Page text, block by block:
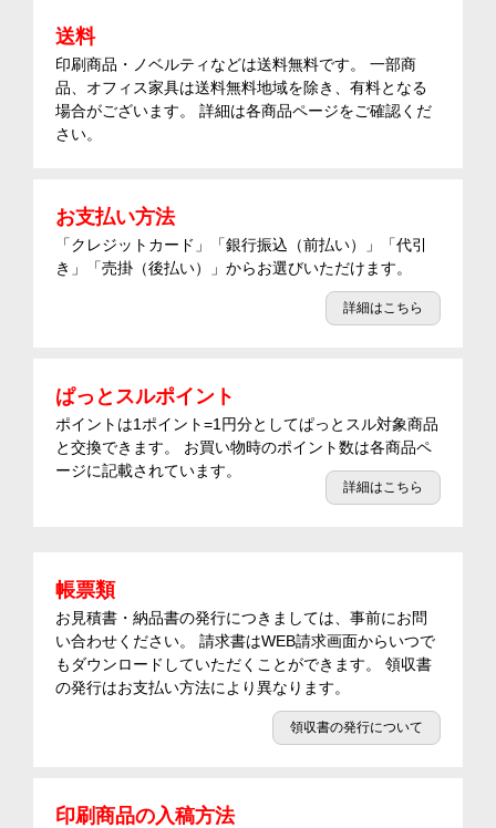
送料
印刷商品・ノベルティなどは送料無料です。 一部商
品、オフィス家具は送料無料地域を除き、有料となる
場合がございます。 詳細は各商品ページをご確認くだ
さい。
お支払い方法
「クレジットカード」「銀行振込（前払い）」「代引
き」「売掛（後払い）」からお選びいただけます。
詳細はこちら
ぱっとスルポイント
ポイントは1ポイント=1円分としてぱっとスル対象商品
と交換できます。 お買い物時のポイント数は各商品ペ
ージに記載されています。
詳細はこちら
帳票類
お見積書・納品書の発行につきましては、事前にお問
い合わせください。 請求書はWEB請求画面からいつで
もダウンロードしていただくことができます。 領収書
の発行はお支払い方法により異なります。
領収書の発行について
印刷商品の入稿方法